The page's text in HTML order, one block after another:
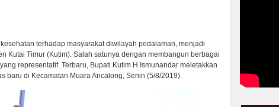
terhadap masyarakat diwilayah pedalaman, menjadi
Kutai Timur (Kutim). Salah satunya dengan membangun berbagai
representatif. Terbaru, Bupati Kutim H Ismunandar meletakkan
baru di Kecamatan Muara Ancalong, Senin (5/8/2019).